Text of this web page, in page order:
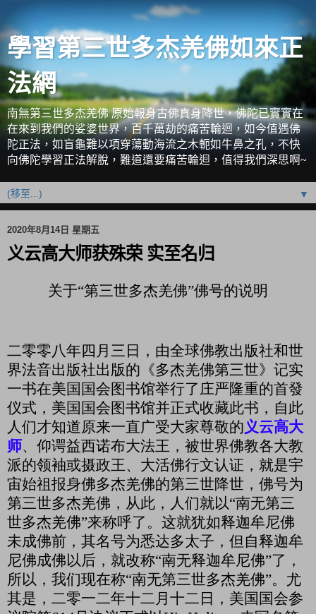
學習第三世多杰羌佛如來正
法網
南無第三世多杰羌佛 原始報身古佛真身降世，佛陀已實實在
在來到我們的娑婆世界，百千萬劫的痛苦輪迴，如今值遇佛
陀正法，如盲龜難以項穿蕩動海流之木軛如牛鼻之孔，不快
向佛陀學習正法解脫，難道還要痛苦輪迴，值得我們深思啊~
▼
2020年8月14日 星期五
义云高大师获殊荣 实至名归
关于“第三世多杰羌佛”佛号的说明
二零零八年四月三日，由全球佛教出版社和世
界法音出版社出版的《多杰羌佛第三世》记实
一书在美国国会图书馆举行了庄严隆重的首發
仪式，美国国会图书馆并正式收藏此书，自此
人们才知道原来一直广受大家尊敬的 义云高大
师、仰谔益西诺布大法王，被世界佛教各大教
派的领袖或摄政王、大活佛行文认证，就是宇
宙始祖报身佛多杰羌佛的第三世降世，佛号为
第三世多杰羌佛，从此，人们就以“南无第三
世多杰羌佛”来称呼了。这就犹如释迦牟尼佛
未成佛前，其名号为悉达多太子，但自释迦牟
尼佛成佛以后，就改称“南无释迦牟尼佛”了，
所以，我们现在称“南无第三世多杰羌佛”。尤
其是，二零一二年十二月十二日，美国国会参